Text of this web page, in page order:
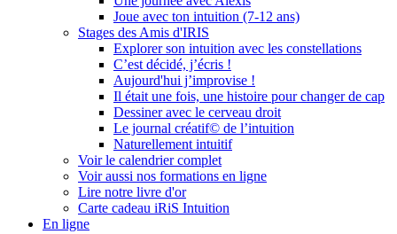
Joue avec ton intuition (7-12 ans)
Stages des Amis d'IRIS
Explorer son intuition avec les constellations
C’est décidé, j’écris !
Aujourd'hui j’improvise !
Il était une fois, une histoire pour changer de cap
Dessiner avec le cerveau droit
Le journal créatif© de l’intuition
Naturellement intuitif
Voir le calendrier complet
Voir aussi nos formations en ligne
Lire notre livre d'or
Carte cadeau iRiS Intuition
En ligne